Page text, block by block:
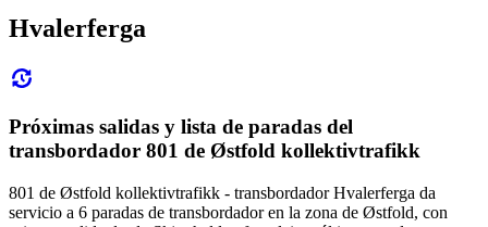
Hvalerferga
Próximas salidas y lista de paradas del
transbordador 801 de Østfold kollektivtrafikk
801 de Østfold kollektivtrafikk - transbordador Hvalerferga da
servicio a 6 paradas de transbordador en la zona de Østfold, con